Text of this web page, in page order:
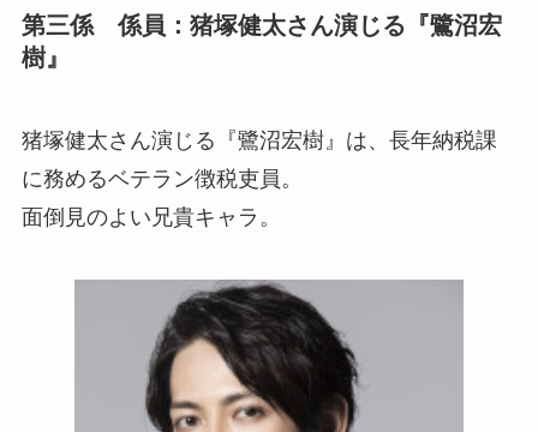
第三係 係員：猪塚健太さん演じる『鷺沼宏
樹』
猪塚健太さん演じる『鷺沼宏樹』は、長年納税課
に務めるベテラン徴税吏員。
面倒見のよい兄貴キャラ。